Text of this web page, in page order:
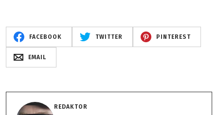
FACEBOOK TWITTER PINTEREST
EMAIL
REDAKTOR